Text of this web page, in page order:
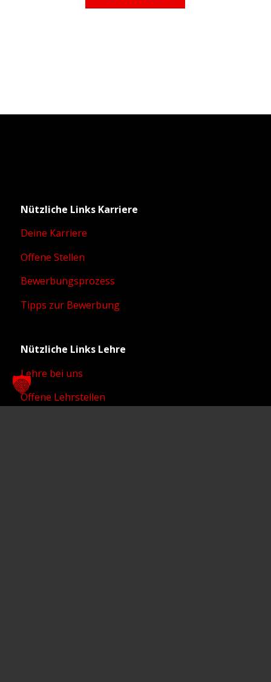
Nützliche Links Karriere
Deine Karriere
Offene Stellen
Bewerbungsprozess
Tipps zur Bewerbung
Nützliche Links Lehre
Lehre bei uns
Offene Lehrstellen